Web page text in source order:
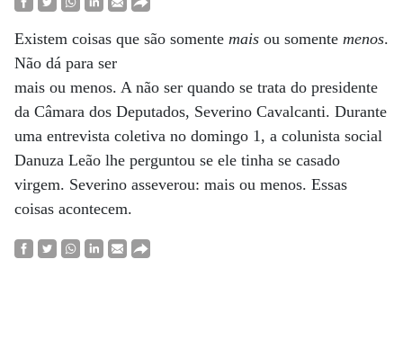
Existem coisas que são somente mais ou somente menos.
Não dá para ser
mais ou menos. A não ser quando se trata do presidente
da Câmara dos Deputados, Severino Cavalcanti. Durante
uma entrevista coletiva no domingo 1, a colunista social
Danuza Leão lhe perguntou se ele tinha se casado
virgem. Severino asseverou: mais ou menos. Essas
coisas acontecem.